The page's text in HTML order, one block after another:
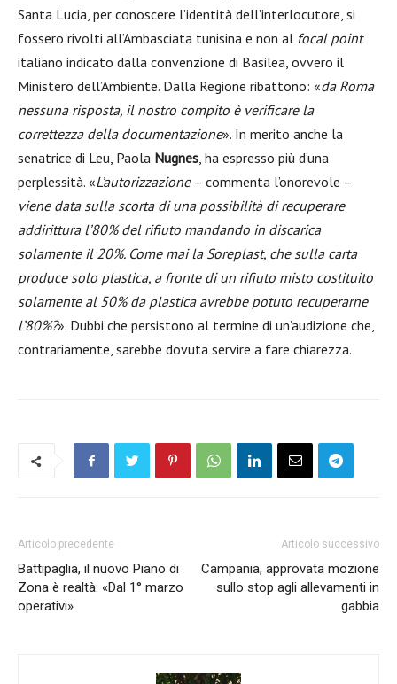
Santa Lucia, per conoscere l’identità dell’interlocutore, si
fossero rivolti all’Ambasciata tunisina e non al focal point
italiano indicato dalla convenzione di Basilea, ovvero il
Ministero dell’Ambiente. Dalla Regione ribattono: «da Roma
nessuna risposta, il nostro compito è verificare la
correttezza della documentazione». In merito anche la
senatrice di Leu, Paola Nugnes, ha espresso più d’una
perplessità. «L’autorizzazione– commenta l’onorevole –
viene data sulla scorta di una possibilità di recuperare
addirittura l’80% del rifiuto mandando in discarica
solamente il 20%. Come mai la Soreplast, che sulla carta
produce solo plastica, a fronte di un rifiuto misto costituito
solamente al 50% da plastica avrebbe potuto recuperarne
l’80%?». Dubbi che persistono al termine di un’audizione che,
contrariamente, sarebbe dovuta servire a fare chiarezza.
Articolo precedente
Battipaglia, il nuovo Piano di
Zona è realtà: «Dal 1° marzo
operativi»
Articolo successivo
Campania, approvata mozione
sullo stop agli allevamenti in
gabbia